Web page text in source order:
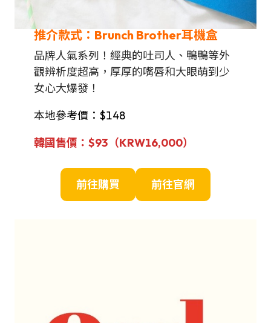
推介款式：Brunch Brother耳機盒
品牌人氣系列！經典的吐司人、鴨鴨等外
觀辨析度超高，厚厚的嘴唇和大眼萌到少
女心大爆發！
本地參考價：$148
韓國售價：$93（KRW16,000）
前往購買 前往官網